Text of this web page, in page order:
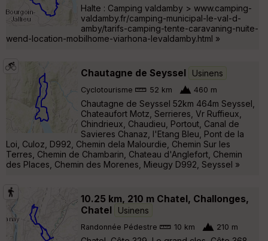
Halte : Camping valdamby > www.camping-
valdamby.fr/camping-municipal-le-val-d-
amby/tarifs-camping-tente-caravaning-nuite-
wend-location-mobilhome-viarhona-levaldamby.html »
Chautagne de Seyssel Usinens
Cyclotourisme 52 km 460 m
Chautagne de Seyssel 52km 464m Seyssel,
Chateaufort Motz, Serrieres, Vr Ruffieux,
Chindrieux, Chaudieu, Portout, Canal de
Savieres Chanaz, l'Etang Bleu, Pont de la
Loi, Culoz, D992, Chemin dela Malourdie, Chemin Sur les
Terres, Chemin de Chambarin, Chateau d'Anglefort, Chemin
des Places, Chemin des Morenes, Mieugy D992, Seyssel »
10.25 km, 210 m Chatel, Challonges,
Chatel
Usinens
Randonnée Pédestre 10 km 210 m